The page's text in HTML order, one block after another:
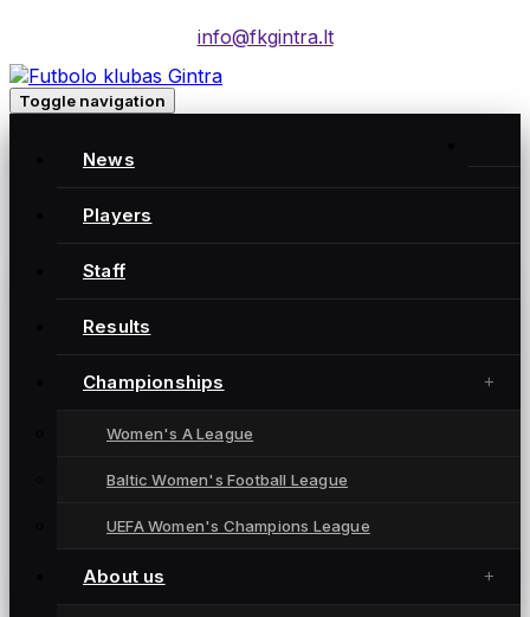
info@fkgintra.lt
Toggle navigation
News
Players
Staff
Results
Championships
Women's A League
Baltic Women's Football League
UEFA Women's Champions League
About us
Posts
Home
Gintra naujienos
Komandą papildė amerikietė saugė A. Pauletto
July 31, 2023